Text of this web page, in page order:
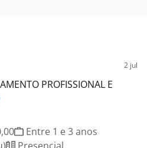
2 jul
PROFISSIONAL E
Entre 1 e 3 anos